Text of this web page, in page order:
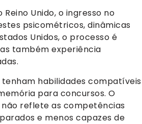
Unido, o ingresso no
psicométricos, dinâmicas
Unidos, o processo é
também experiência
habilidades compatíveis
para concursos. O
reflete as competências
e menos capazes de